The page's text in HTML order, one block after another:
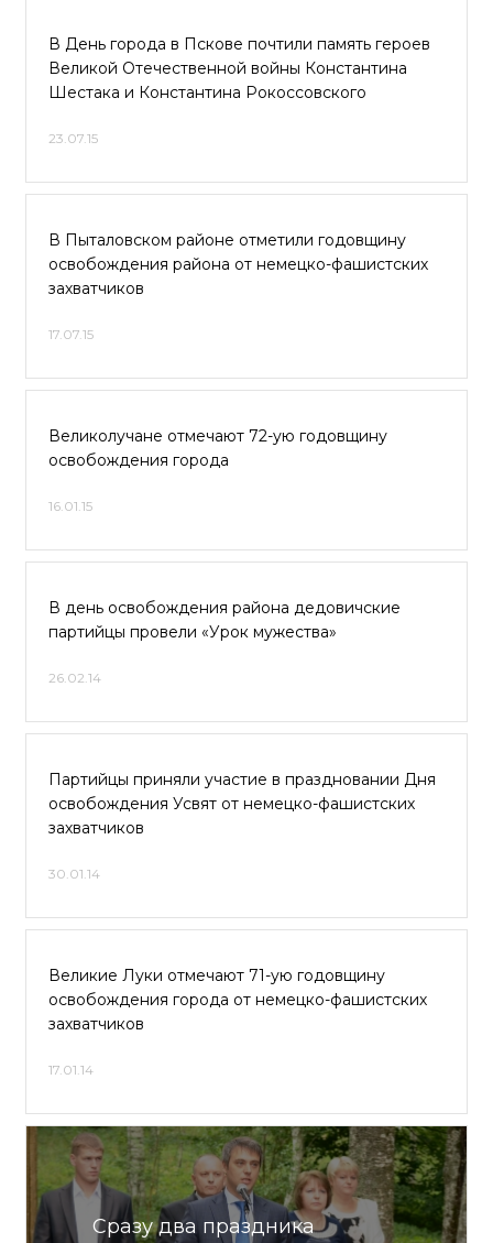
В День города в Пскове почтили память героев
Великой Отечественной войны Константина
Шестака и Константина Рокоссовского
23.07.15
В Пыталовском районе отметили годовщину
освобождения района от немецко-фашистских
захватчиков
17.07.15
Великолучане отмечают 72-ую годовщину
освобождения города
16.01.15
В день освобождения района дедовичские
партийцы провели «Урок мужества»
26.02.14
Партийцы приняли участие в праздновании Дня
освобождения Усвят от немецко-фашистских
захватчиков
30.01.14
Великие Луки отмечают 71-ую годовщину
освобождения города от немецко-фашистских
захватчиков
17.01.14
Сразу два праздника